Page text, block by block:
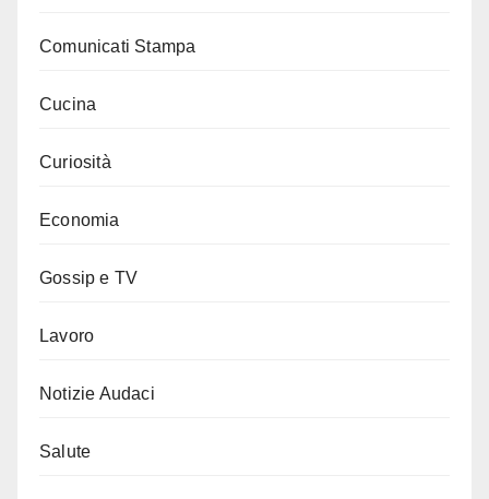
Comunicati Stampa
Cucina
Curiosità
Economia
Gossip e TV
Lavoro
Notizie Audaci
Salute